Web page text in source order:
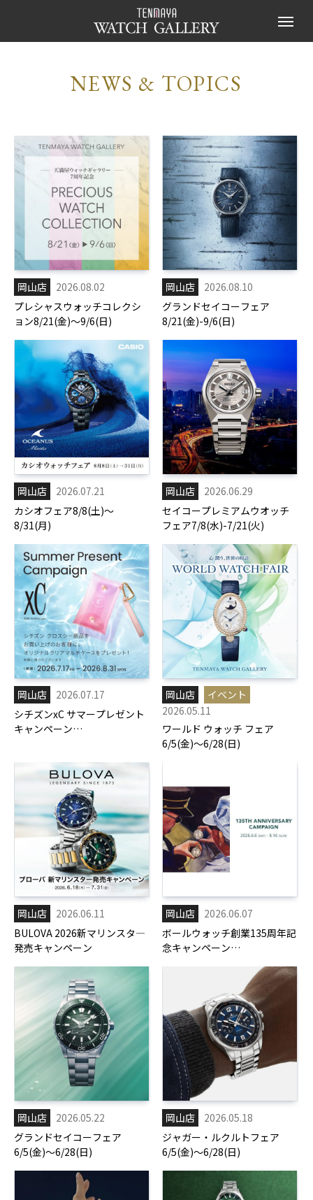
NEWS & TOPICS
岡山店
2026.08.02
プレシャスウォッチコレクシ
ョン8/21(金)～9/6(日)
岡山店
2026.08.10
グランドセイコーフェア
8/21(金)-9/6(日)
岡山店
2026.07.21
カシオフェア8/8(土)～
8/31(月)
岡山店
2026.06.29
セイコープレミアムウオッチ
フェア7/8(水)-7/21(火)
岡山店
2026.07.17
シチズンxC サマープレゼント
キャンペーン
岡山店
イベント
2026.05.11
ワールド ウォッチ フェア
6/5(金)～6/28(日)
岡山店
2026.06.11
BULOVA 2026新マリンスタ―
発売キャンペーン
岡山店
2026.06.07
ボールウォッチ創業135周年記
念キャンペーン
岡山店
2026.05.22
グランドセイコーフェア
6/5(金)～6/28(日)
岡山店
2026.05.18
ジャガー・ルクルトフェア
6/5(金)～6/28(日)